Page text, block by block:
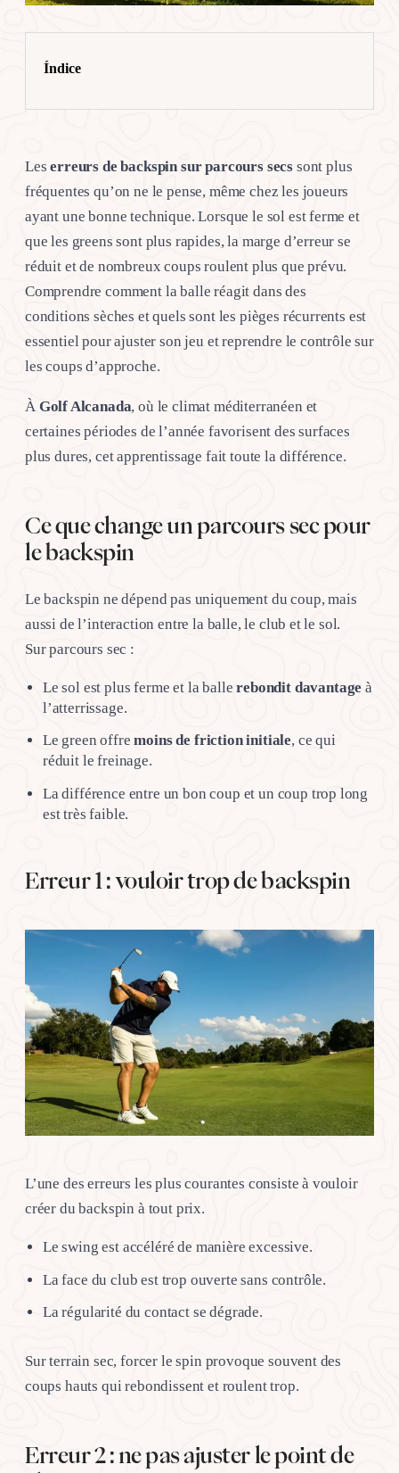
Índice
Leserreurs de backspin sur parcours secs sont plus
fréquentes qu’on ne le pense, même chez les joueurs
ayant une bonne technique. Lorsque le sol est ferme et
que les greens sont plus rapides, la marge d’erreur se
réduit et de nombreux coups roulent plus que prévu.
Comprendre comment la balle réagit dans des
conditions sèches et quels sont les pièges récurrents est
essentiel pour ajuster son jeu et reprendre le contrôle sur
les coups d’approche.
À Golf Alcanada, où le climat méditerranéen et
certaines périodes de l’année favorisent des surfaces
plus dures, cet apprentissage fait toute la différence.
Ce que change un parcours sec pour
le backspin
Le backspin ne dépend pas uniquement du coup, mais
aussi de l’interaction entre la balle, le club et le sol.
Sur parcours sec :
Le sol est plus ferme et la ballerebondit davantage à
l’atterrissage.
Le green offremoins de friction initiale, ce qui
réduit le freinage.
La différence entre un bon coup et un coup trop long
est très faible.
Erreur 1 : vouloir trop de backspin
L’une des erreurs les plus courantes consiste à vouloir
créer du backspin à tout prix.
Le swing est accéléré de manière excessive.
La face du club est trop ouverte sans contrôle.
La régularité du contact se dégrade.
Sur terrain sec, forcer le spin provoque souvent des
coups hauts qui rebondissent et roulent trop.
Erreur 2 : ne pas ajuster le point de